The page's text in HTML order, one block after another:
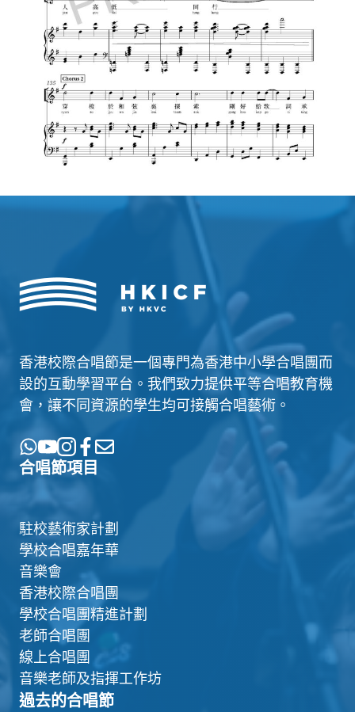
香港校際合唱節是一個專門為香港中小學合唱團而
設的互動學習平台。我們致力提供平等合唱教育機
會，讓不同資源的學生均可接觸合唱藝術。
合唱節項目
駐校藝術家計劃
學校合唱嘉年華
音樂會
香港校際合唱團
學校合唱團精進計劃
老師合唱團
線上合唱團
音樂老師及指揮工作坊
過去的合唱節